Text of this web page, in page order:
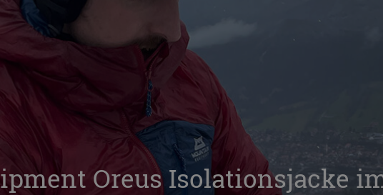
Oreus Isolationsjacke